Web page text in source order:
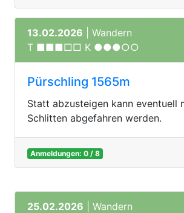
13.02.2026 | Wandern
T ■■■□□ K ●●●○○
Pürschling 1565m
Statt abzusteigen kann eventuell
Schlitten abgefahren werden.
Anmeldungen: 0 / 8
25.02.2026 | Wandern